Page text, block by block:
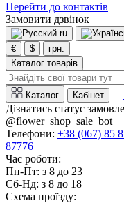
Перейти до контактів
Замовити дзвінок
ru
€
$
грн.
Каталог товарів
Каталог Кабінет
Дізнатись статус
@flower_shop_sale_bot
Телефони: +38 (067) 85
87776
Час роботи:
Пн-Пт: з 8 до 23
Сб-Нд: з 8 до 18
Схема проїзду: